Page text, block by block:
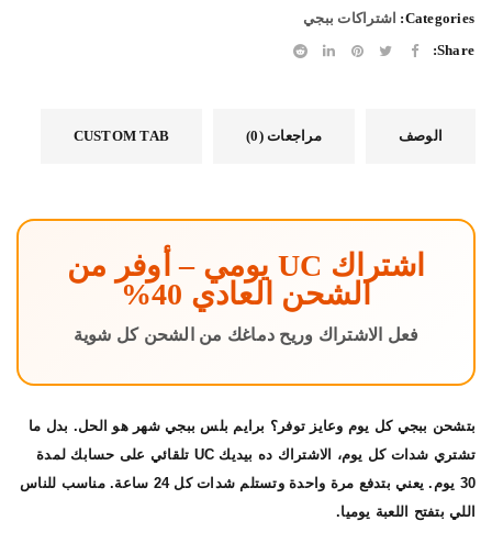
Categories:
اشتراكات ببجي
Share:
الوصف مراجعات (0) CUSTOM TAB
اشتراك UC يومي – أوفر من
الشحن العادي 40%
فعل الاشتراك وريح دماغك من الشحن كل شوية
بتشحن ببجي كل يوم وعايز توفر؟ برايم بلس ببجي شهر هو الحل. بدل ما
تشتري شدات كل يوم، الاشتراك ده بيديك UC تلقائي على حسابك لمدة
30 يوم. يعني بتدفع مرة واحدة وتستلم شدات كل 24 ساعة. مناسب للناس
اللي بتفتح اللعبة يوميا.